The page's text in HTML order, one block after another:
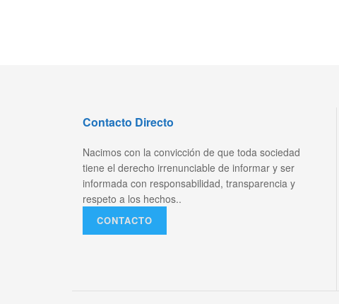
Contacto Directo
Nacimos con la convicción de que toda sociedad
tiene el derecho irrenunciable de informar y ser
informada con responsabilidad, transparencia y
respeto a los hechos..
CONTACTO